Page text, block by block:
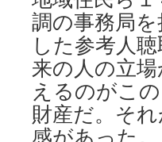
調の事務局
した参考人
来の人の立
えるのがこ
財産だ。そ
感があった